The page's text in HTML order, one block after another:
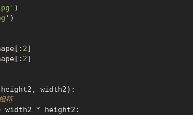
)
)
2]
2]
width2):
符
width2 * height2: